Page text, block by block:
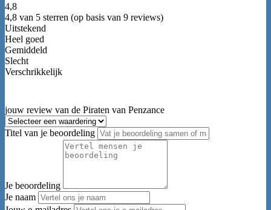
4,8
4,8 van 5 sterren (op basis van 9 reviews)
Uitstekend
Heel goed
Gemiddeld
Slecht
Verschrikkelijk
jouw review van de Piraten van Penzance
Titel van je beoordeling
Je beoordeling
Je naam